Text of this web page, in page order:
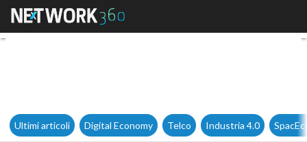
Lessico Medico, il più grande
Ultimi articoli Digital Economy Telco Industria 4.0